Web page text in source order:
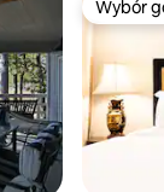
gości Wybór
Wybór